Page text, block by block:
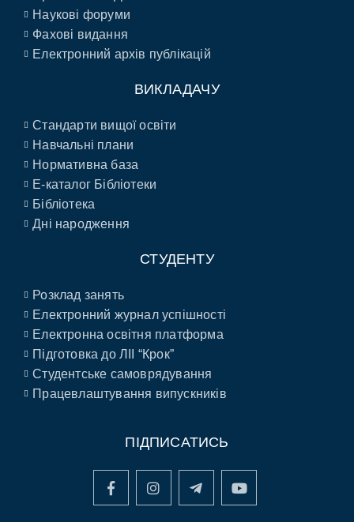
Наукові форуми
Фахові видання
Електронний архів публікацій
ВИКЛАДАЧУ
Стандарти вищої освіти
Навчальні плани
Нормативна база
E-каталог Бібліотеки
Бібліотека
Дні народження
СТУДЕНТУ
Розклад занять
Електронний журнал успішності
Електронна освітня платформа
Підготовка до ЛІІ “Крок”
Студентське самоврядування
Працевлаштування випускників
ПІДПИСАТИСЬ